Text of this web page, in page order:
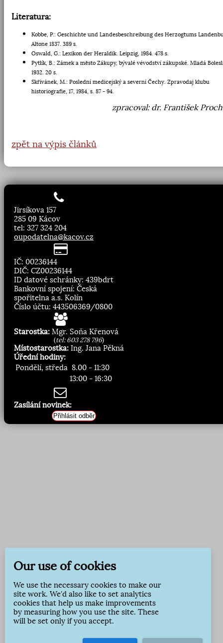
Literatura:
Kobbe, P.: Geschichte und Landesbeschreibung des Herzogtums
Altone 1837. 389 s.
Oswald, G.: Lexikon der Heraldik. Leipzig, 1984. 478 s.
Pytlík, B.: Zámek a město Zákupy, bývalé vévodství zákupské. Mladá
1932. 20 s.
Skřivánek, M.: Poslední medicejský a severní Čechy. Zpravodaj klubu
historiografie, 17, 1984, s. 87 - 94.
zpracoval: dr. František
zpět na výpis článků
Jirsíkova 157
285 09 Kácov
tel: 327 324 204
oupodatelna@kacov.cz
IČ: 00236144
DIČ: CZ00236144
ID datové schránky: 439bdrt
Bankovní spojení: Česká
spořitelna a.s. Kolín
Číslo účtu: 443506369/0800
Starostka: Mgr. Soňa Křenová
(tel: 603 278 796)
Místostarostka: Ing. Jana Pěkná
Úřední hodiny:
Pondělí, středa 8.00 - 11:30
13:00 - 16:30
Zasílání novinek:
Přihlásit odběr
Our use of cookies
We use the necessary cookies to make our
site work. We'd also like to set analytics
cookies that help us make improvements
by measuring how you use the site. These
will be set only if you accept.